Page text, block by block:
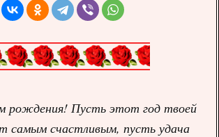
рождения! Пусть этот год твоей
самым счастливым, пусть удача